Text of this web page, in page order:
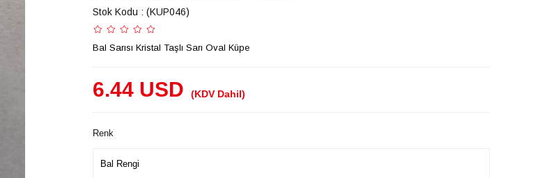
Stok Kodu (KUP046)
Bal Sarısı Kristal Taşlı Sarı Oval Küpe
6.44 USD (KDV Dahil)
Renk